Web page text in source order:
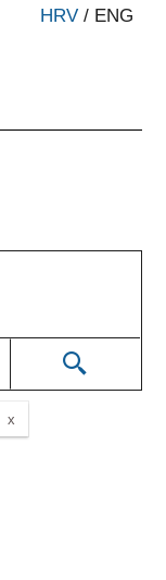
HRV / ENG